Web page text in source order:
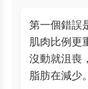
第一個錯誤
肌肉比例更
沒動就沮喪
脂肪在減少。